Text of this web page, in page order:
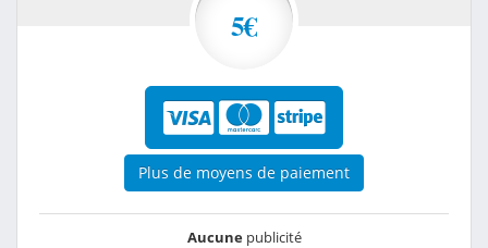
5€
Plus de moyens de paiement
Aucunepublicité